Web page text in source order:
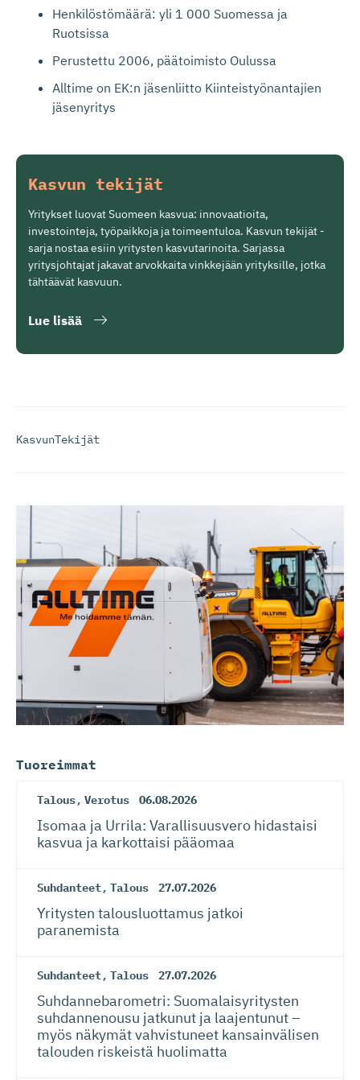
Henkilöstömäärä: yli 1 000 Suomessa ja
Ruotsissa
Perustettu 2006, päätoimisto Oulussa
Alltime on EK:n jäsenliitto Kiinteistyönantajien
jäsenyritys
Kasvun tekijät
Yritykset luovat Suomeen kasvua: innovaatioita,
investointeja, työpaikkoja ja toimeentuloa. Kasvun tekijät -
sarja nostaa esiin yritysten kasvutarinoita. Sarjassa
yritysjohtajat jakavat arvokkaita vinkkejään yrityksille, jotka
tähtäävät kasvuun.
Lue lisää
KasvunTekijät
Tuoreimmat
Talous, Verotus 06.08.2026
Isomaa ja Urrila: Varallisuusvero hidastaisi
kasvua ja karkottaisi pääomaa
Suhdanteet, Talous 27.07.2026
Yritysten talousluottamus jatkoi
paranemista
Suhdanteet, Talous 27.07.2026
Suhdanneba­ro­metri: Suomalaisy­ri­tysten
suhdannenousu jatkunut ja laajentunut –
myös näkymät vahvistuneet kansainvälisen
talouden riskeistä huolimatta